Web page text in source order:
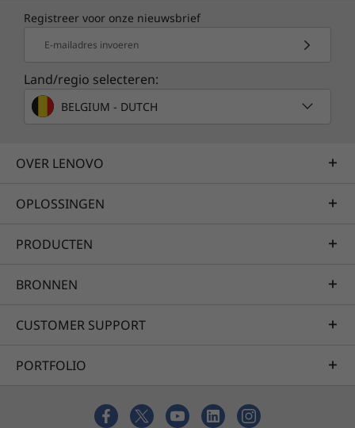
Registreer voor onze nieuwsbrief
E-mailadres invoeren
Land/regio selecteren:
BELGIUM - DUTCH
OVER LENOVO
OPLOSSINGEN
PRODUCTEN
BRONNEN
CUSTOMER SUPPORT
PORTFOLIO